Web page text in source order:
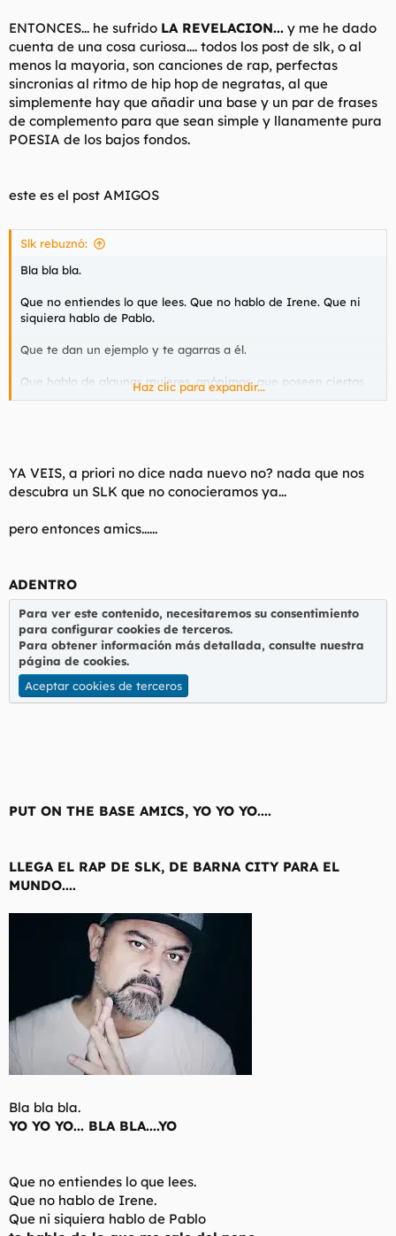
ENTONCES... he sufrido LA REVELACION... y me he dado
cuenta de una cosa curiosa.... todos los post de slk, o al
menos la mayoria, son canciones de rap, perfectas
sincronias al ritmo de hip hop de negratas, al que
simplemente hay que añadir una base y un par de frases
de complemento para que sean simple y llanamente pura
POESIA de los bajos fondos.
este es el post AMIGOS
Slk rebuznó:
Bla bla bla.
Que no entiendes lo que lees. Que no hablo de Irene. Que ni
siquiera hablo de Pablo.
Que te dan un ejemplo y te agarras a él.
Que hablo de algunas mujeres, anónimas, que poseen ciertas
inquietudes, y hablo de hombres, también anónimos, que son
que tú no podrías lograr en cien vidas. En el 5% de mis
mensajes yo estampo ideas y entiendo y descifro y explico y
entiendes ni lo más elemental de un post que se lee en un
que hay en las heces de una oruga que habita una planta
perdida en la selva. Que eres un subnormal profundo y no
tienes nivel para debatir conmigo nada ni para comprender.
Es como darle a Sergio Ramos un libro de física cuántica.
Haz clic para expandir...
YA VEIS, a priori no dice nada nuevo no? nada que nos
descubra un SLK que no conocieramos ya...
pero entonces amics......
ADENTRO
Para ver este contenido, necesitaremos su consentimiento
para configurar cookies de terceros.
Para obtener información más detallada, consulte nuestra
página de cookies.
Aceptar cookies de terceros
PUT ON THE BASE AMICS, YO YO YO....
LLEGA EL RAP DE SLK, DE BARNA CITY PARA EL
MUNDO....
Bla bla bla.
YO YO YO... BLA BLA....YO
Que no entiendes lo que lees.
Que no hablo de Irene.
Que ni siquiera hablo de Pablo